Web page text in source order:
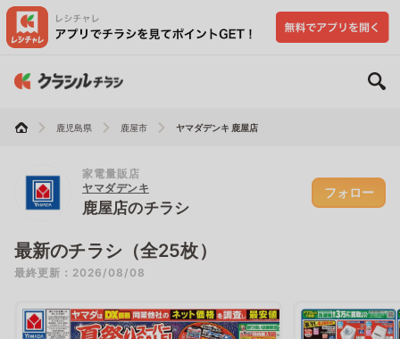
鹿児島県 鹿屋市 ヤマダデンキ 鹿屋店
家電量販店
ヤマダデンキ
鹿屋店のチラシ
フォロー
最新のチラシ（全25枚）
最終更新：2026/08/08